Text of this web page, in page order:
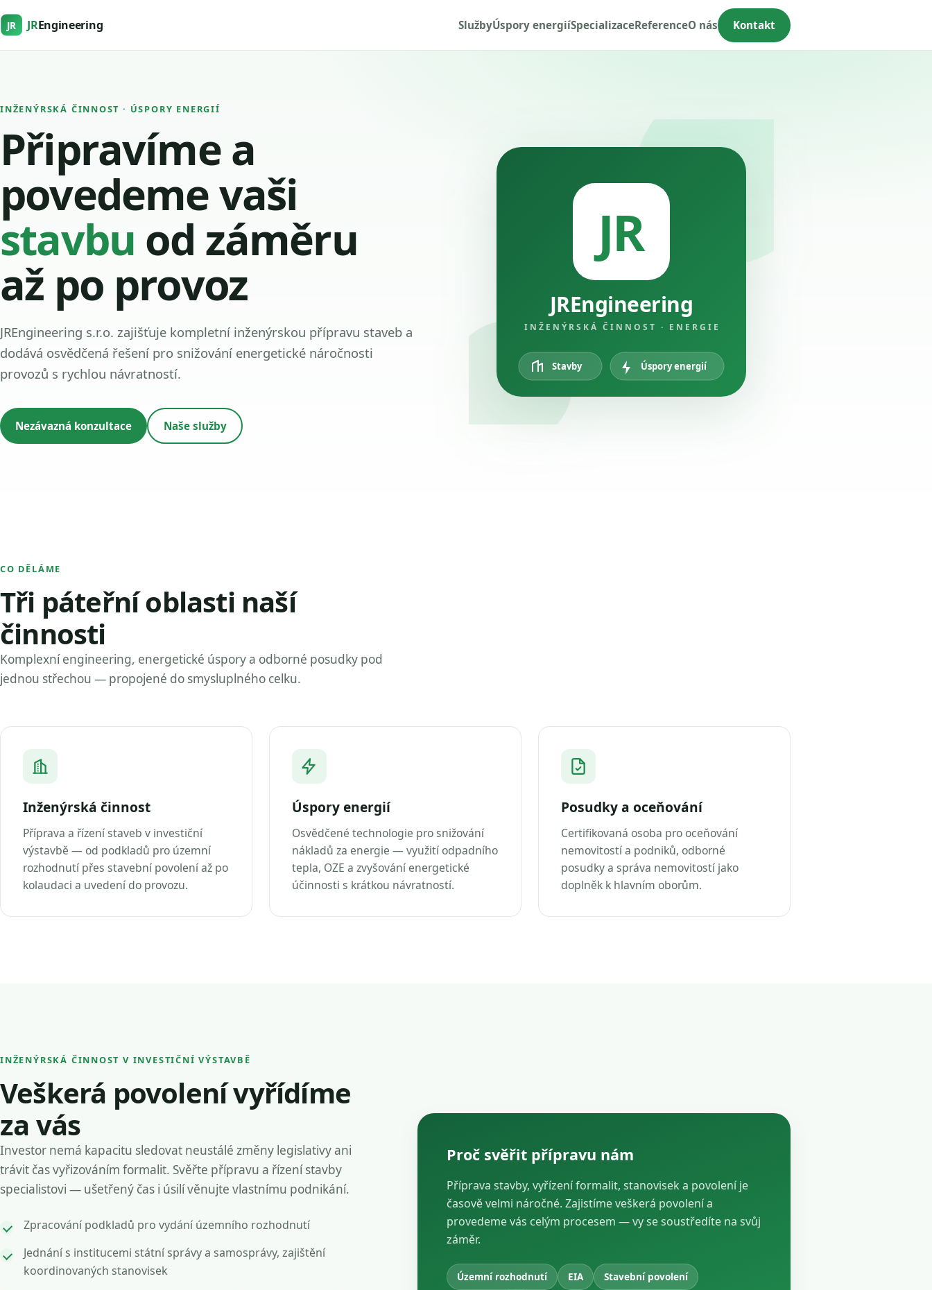
JR JREngineering SlužbyÚspory energiíSpecializaceReferenceO nás Kontakt
INŽENÝRSKÁ ČINNOST · ÚSPORY ENERGIÍ
Připravíme a
povedeme vaši
stavbu od záměru
až po provoz
JREngineering s.r.o. zajišťuje kompletní inženýrskou přípravu staveb a
dodává osvědčená řešení pro snižování energetické náročnosti
provozů s rychlou návratností.
Nezávazná konzultace Naše služby
JR
JREngineering
INŽENÝRSKÁ ČINNOST · ENERGIE
Stavby Úspory energií
CO DĚLÁME
Tři páteřní oblasti naší
činnosti
Komplexní engineering, energetické úspory a odborné posudky pod
jednou střechou — propojené do smysluplného celku.
Inženýrská činnost
Příprava a řízení staveb v investiční
výstavbě — od podkladů pro územní
rozhodnutí přes stavební povolení až po
kolaudaci a uvedení do provozu.
Úspory energií
Osvědčené technologie pro snižování
nákladů za energie — využití odpadního
tepla, OZE a zvyšování energetické
účinnosti s krátkou návratností.
Posudky a oceňování
Certifikovaná osoba pro oceňování
nemovitostí a podniků, odborné
posudky a správa nemovitostí jako
doplněk k hlavním oborům.
INŽENÝRSKÁ ČINNOST V INVESTIČNÍ VÝSTAVBĚ
Veškerá povolení vyřídíme
za vás
Investor nemá kapacitu sledovat neustálé změny legislativy ani
trávit čas vyřizováním formalit. Svěřte přípravu a řízení stavby
specialistovi — ušetřený čas i úsilí věnujte vlastnímu podnikání.
Zpracování podkladů pro vydání územního rozhodnutí
Jednání s institucemi státní správy a samosprávy, zajištění
koordinovaných stanovisek
Proč svěřit přípravu nám
Příprava stavby, vyřízení formalit, stanovisek a povolení je
časově velmi náročné. Zajistíme veškerá povolení a
provedeme vás celým procesem — vy se soustředíte na svůj
záměr.
Územní rozhodnutí EIA
Stavební povolení